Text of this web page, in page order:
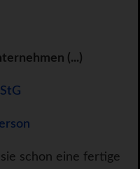
(...)
schon eine fertige